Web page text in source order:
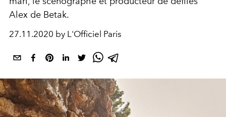
Alex de Betak.
27.11.2020 by L'Officiel Paris